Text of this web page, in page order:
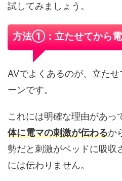
試してみましょう。
方法①：立たせてから
AVでよくあるのが、立たせ
ーンです。
これには明確な理由があっ
体に電マの刺激が伝わるか
勢だと刺激がベッドに吸収
には伝わりません。